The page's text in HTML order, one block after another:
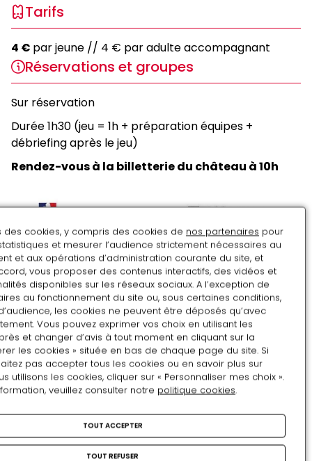
Tarifs
4 € par jeune // 4 € par adulte accompagnant
Réservations et groupes
Sur réservation
Durée 1h30 (jeu = 1h + préparation équipes +
débriefing après le jeu)
Rendez-vous à la billetterie du château à 10h
des cookies, y compris des cookies de nos partenaires pour
et mesurer l’audience strictement nécessaires au
et aux opérations d’administration courante du site, et
vous proposer des contenus interactifs, des vidéos et
disponibles sur les réseaux sociaux. A l’exception de
au fonctionnement du site ou, sous certaines conditions,
les cookies ne peuvent être déposés qu’avec
Vous pouvez exprimer vos choix en utilisant les
et changer d’avis à tout moment en cliquant sur la
les cookies » située en bas de chaque page du site. Si
pas accepter tous les cookies ou en savoir plus sur
utilisons les cookies, cliquer sur « Personnaliser mes choix ».
veuillez consulter notre politique cookies.
TOUT ACCEPTER
TOUT REFUSER